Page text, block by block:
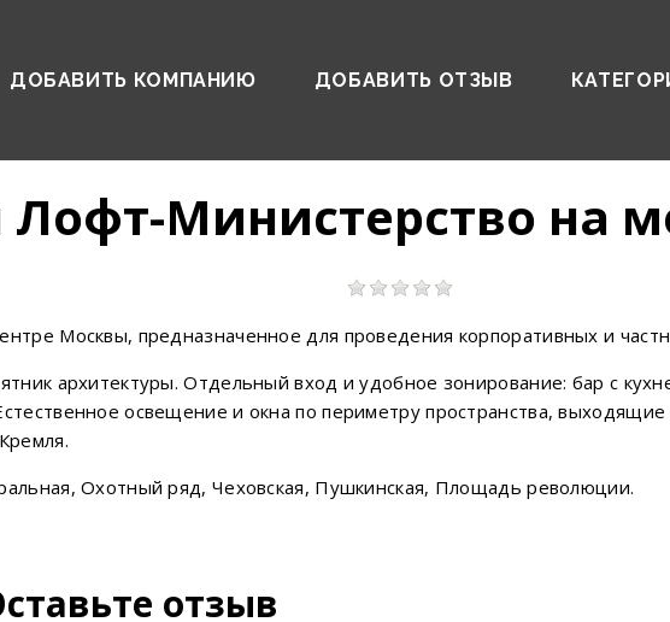
ДОБАВИТЬ КОМПАНИЮ ДОБАВИТЬ ОТЗЫВ
Министерство на
Москвы, предназначенное для проведения корпоративных и
архитектуры. Отдельный вход и удобное зонирование: бар с
освещение и окна по периметру пространства,
Охотный ряд, Чеховская, Пушкинская, Площадь революции.
отзыв